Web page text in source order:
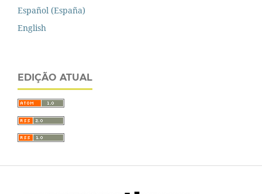
Español (España)
English
EDIÇÃO ATUAL